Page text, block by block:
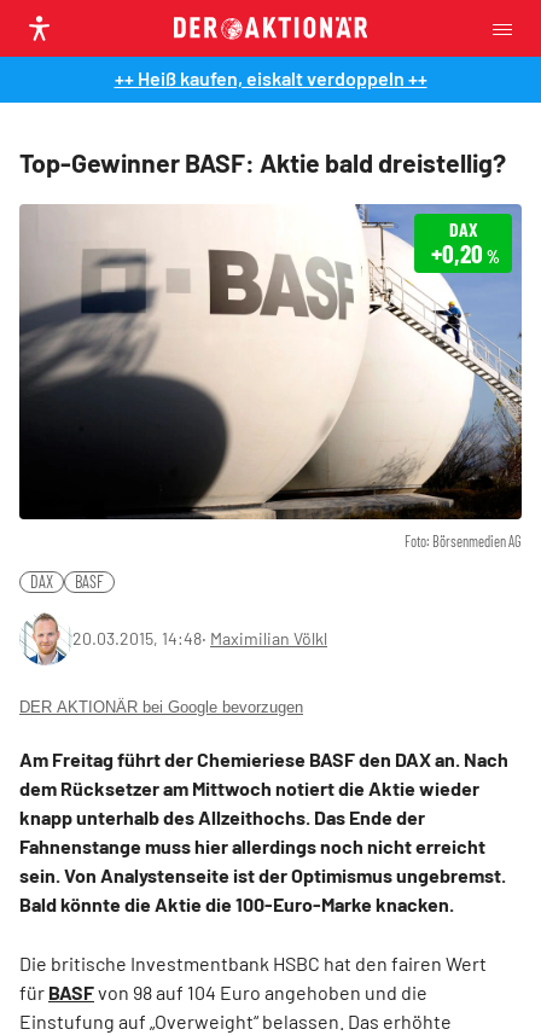
++ Heiß kaufen, eiskalt verdoppeln ++
Top-Gewinner BASF: Aktie bald dreistellig?
Foto: Börsenmedien AG
DAX
+0,20 %
DAX BASF
20.03.2015, 14:48‧ Maximilian Völkl
DER AKTIONÄR bei Google bevorzugen
Am Freitag führt der Chemieriese BASF den DAX an. Nach
dem Rücksetzer am Mittwoch notiert die Aktie wieder
knapp unterhalb des Allzeithochs. Das Ende der
Fahnenstange muss hier allerdings noch nicht erreicht
sein. Von Analystenseite ist der Optimismus ungebremst.
Bald könnte die Aktie die 100-Euro-Marke knacken.
Die britische Investmentbank HSBC hat den fairen Wert
für BASFvon 98 auf 104 Euro angehoben und die
Einstufung auf „Overweight“ belassen. Das erhöhte